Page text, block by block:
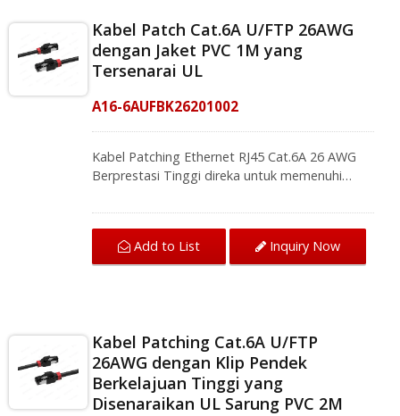
Kabel Patch Cat.6A U/FTP 26AWG
dengan Jaket PVC 1M yang
Tersenarai UL
A16-6AUFBK26201002
Kabel Patching Ethernet RJ45 Cat.6A 26 AWG
Berprestasi Tinggi direka untuk memenuhi
11801, dan menyokong Cat.6A rangkaian yang
beroperasi sehingga 500 MHz aplikasi. Untuk
memastikan konduktiviti yang unggul,
CRXCabling menggunakan kontak bersalut
telanjang. Ia menyediakan sambungan universal
untuk komponen rangkaian LAN seperti PC,
pelayan komputer, pusat data, dan bangunan
komersial. Membuat penyelesaian yang mesra
Add to List Inquiry Now
Kabel Patching Cat.6A U/FTP
26AWG dengan Klip Pendek
Berkelajuan Tinggi yang
Disenaraikan UL Sarung PVC 2M